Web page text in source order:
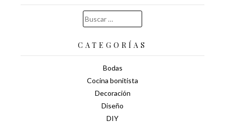
Buscar:
CATEGORÍAS
Bodas
Cocina bonitista
Decoración
Diseño
DIY